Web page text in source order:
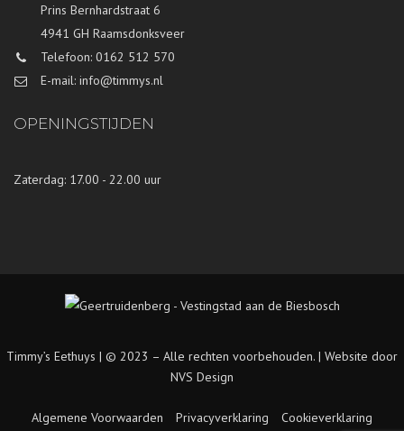
Prins Bernhardstraat 6
4941 GH Raamsdonksveer
Telefoon: 0162 512 570
E-mail: info@timmys.nl
OPENINGSTIJDEN
Zaterdag: 17.00 - 22.00 uur
Timmy’s Eethuys | © 2023 – Alle rechten voorbehouden. | Website door
NVS Design
Algemene Voorwaarden Privacyverklaring Cookieverklaring